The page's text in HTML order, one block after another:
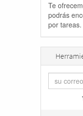
Te
podrás
por tareas.